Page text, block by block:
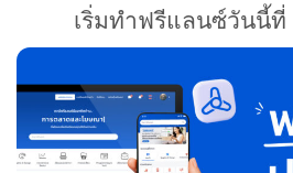
เริ่มทำฟรีแลนซ์วันนี้ที่